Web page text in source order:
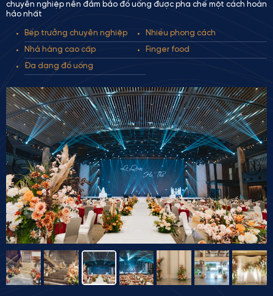
chuyên nghiệp nên đảm bảo đồ uống được pha chế một cách hoàn
hảo nhất
Bếp trưởng chuyên nghiệp Nhiều phong cách
Nhà hàng cao cấp Finger food
Đa dạng đồ uống